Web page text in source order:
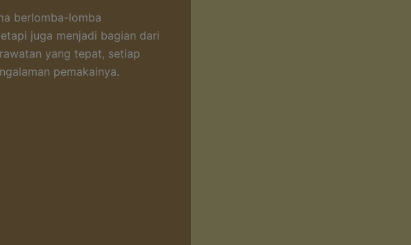
berlomba-lomba
juga menjadi bagian dari
yang tepat, setiap
pemakainya.